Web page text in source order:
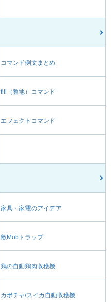
コマンド例文まとめ
fill（整地）コマンド
エフェクトコマンド
家具・家電のアイデア
敵Mobトラップ
鶏の自動鶏肉収穫機
カボチャ/スイカ自動収穫機